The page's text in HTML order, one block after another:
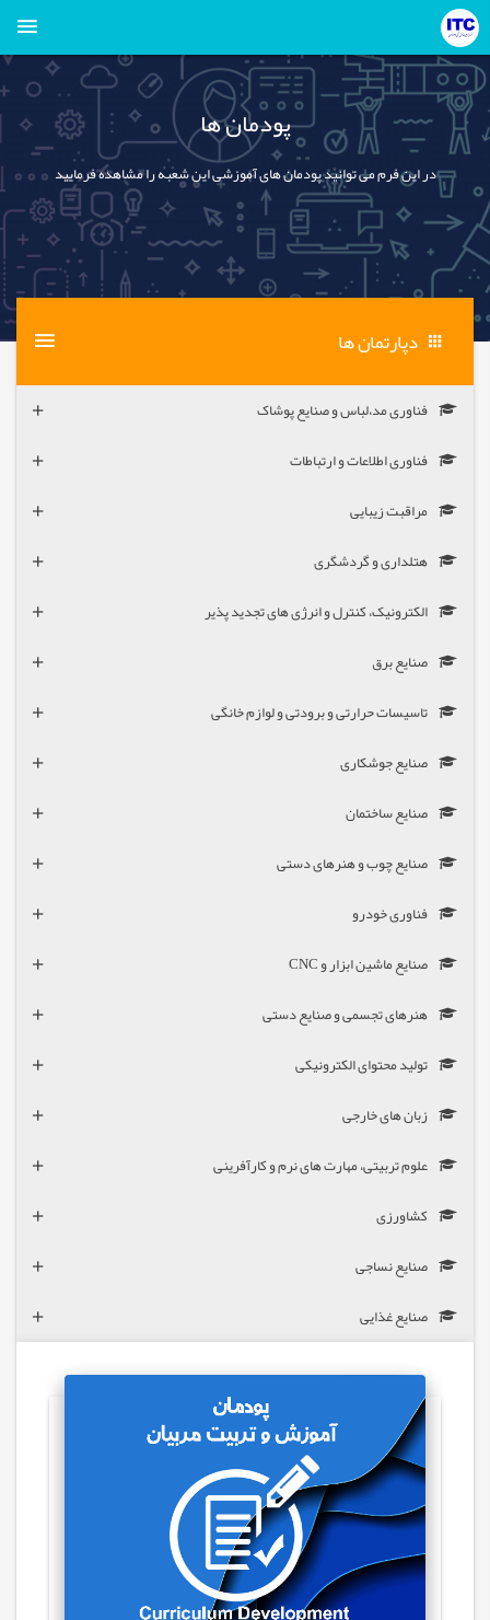
پودمان ها
در این فرم می توانید پودمان های آموزشی این شعبه را مشاهده فرمایید
دپارتمان ها
فناوری مد،لباس و صنایع پوشاک
فناوری اطلاعات و ارتباطات
مراقبت زیبایی
هتلداری و گردشگری
الکترونیک، کنترل و انرژی های تجدید پذیر
صنایع برق
تاسیسات حرارتی و برودتی و لوازم خانگی
صنایع جوشکاری
صنایع ساختمان
صنایع چوب و هنرهای دستی
فناوری خودرو
صنایع ماشین ابزار و CNC
هنرهای تجسمی و صنایع دستی
تولید محتوای الکترونیکی
زبان های خارجی
علوم تربیتی، مهارت های نرم و کارآفرینی
کشاورزی
صنایع نساجی
صنایع غذایی